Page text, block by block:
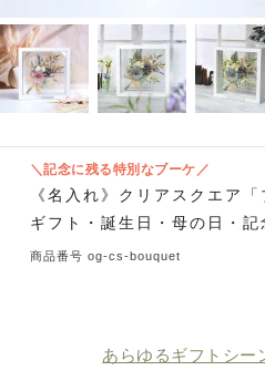
＼記念に残る特別なブーケ／
《名入れ》クリアスクエア
ギフト・誕生日・母の日・
商品番号 og-cs-bouquet
あらゆるギフトシー